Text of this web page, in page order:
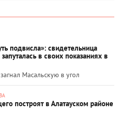
подвисла»: свидетельница
в своих показаниях в
Масальскую в угол
построят в Алатауском районе